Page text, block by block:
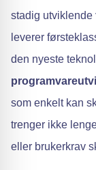
stadig utviklende
leverer
den nyeste
som enkelt kan
trenger ikke
eller brukerkrav